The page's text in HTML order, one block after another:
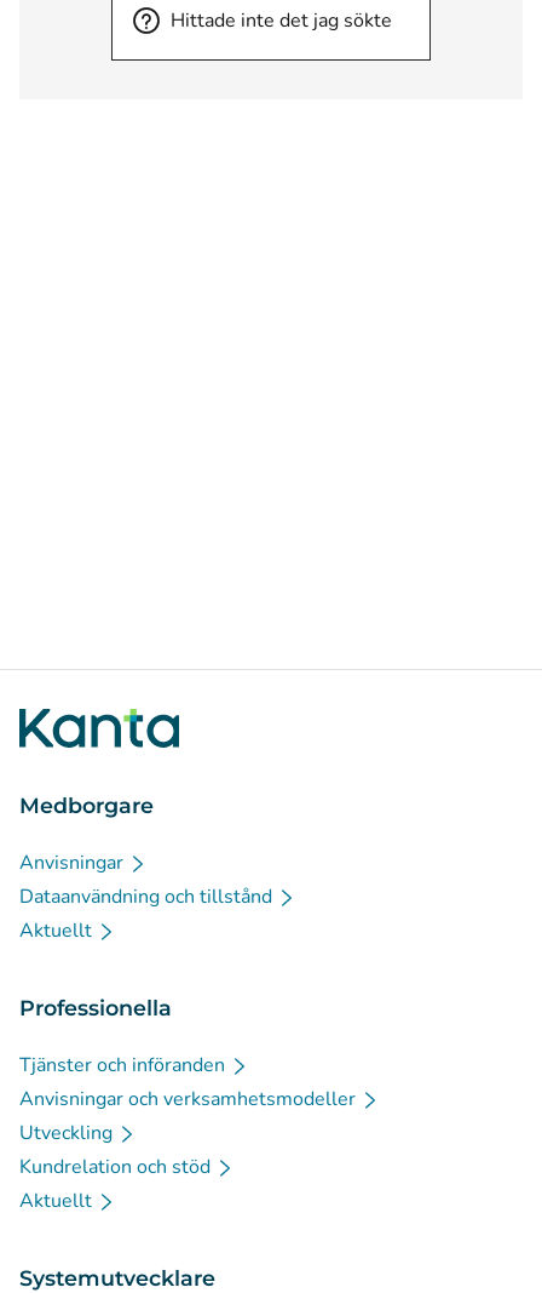
Hittade inte det jag sökte
Medborgare
Anvisningar
Dataanvändning och tillstånd
Aktuellt
Professionella
Tjänster och införanden
Anvisningar och verksamhetsmodeller
Utveckling
Kundrelation och stöd
Aktuellt
Systemutvecklare